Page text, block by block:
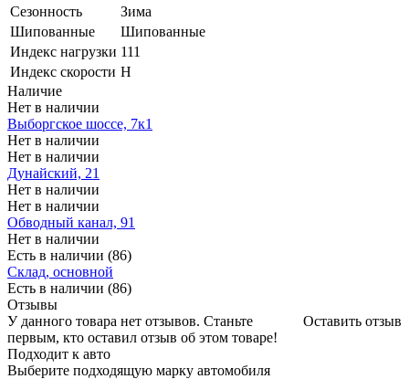
Сезонность
Зима
Шипованные
Шипованные
Индекс нагрузки 111
Индекс скорости H
Наличие
Нет в наличии
Выборгское шоссе, 7к1
Нет в наличии
Нет в наличии
Дунайский, 21
Нет в наличии
Нет в наличии
Обводный канал, 91
Нет в наличии
Есть в наличии (86)
Склад, основной
Есть в наличии (86)
Отзывы
Оставить отзыв
У данного товара нет отзывов. Станьте
первым, кто оставил отзыв об этом товаре!
Подходит к авто
Выберите подходящую марку автомобиля